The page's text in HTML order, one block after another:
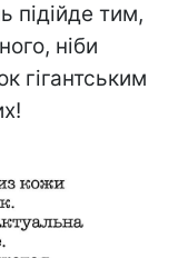
підійде тим,
ніби
гігантським